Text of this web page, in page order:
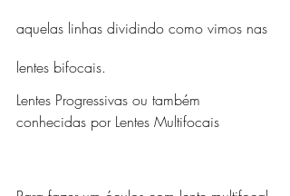
aquelas linhas dividindo como vimos nas
lentes bifocais.
Lentes Progressivas ou também
conhecidas por Lentes Multifocais